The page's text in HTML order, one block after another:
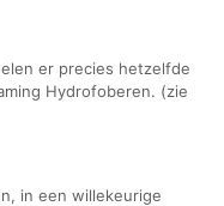
er precies hetzelfde
Hydrofoberen. (zie
in een willekeurige